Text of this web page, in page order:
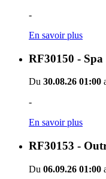
-
En savoir plus
RF30150 -
Du 30.08.26 01:00
-
En savoir plus
RF30153 -
Du 06.09.26 01:00